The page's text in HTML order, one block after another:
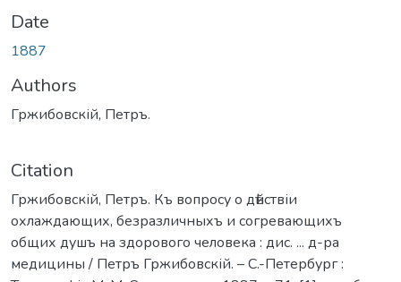
Date
1887
Authors
Гржибовскій, Петръ.
Citation
Гржибовскій, Петръ. Къ вопросу о дѣйствіи
охлаждающих, безразличныхъ и согревающихъ
общих душъ на здорового человека : дис. ... д-ра
медицины / Петръ Гржибовскій. – С.-Петербург :